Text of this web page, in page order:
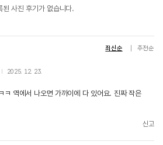
된 사진 후기가 없습니다.
최신순 추천순
2025. 12. 23.
ㅋ 역에서 나오면 가까이에 다 있어요. 진짜 작은
신고